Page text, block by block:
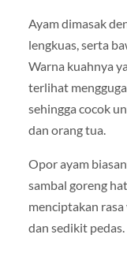
Ayam dimasak
lengkuas, serta
Warna kuahnya
terlihat
sehingga cocok
dan orang tua.
Opor ayam
sambal goreng
menciptakan
dan sedikit pedas.